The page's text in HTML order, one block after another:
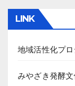
LINK
地域活性化プロ
みやざき発酵